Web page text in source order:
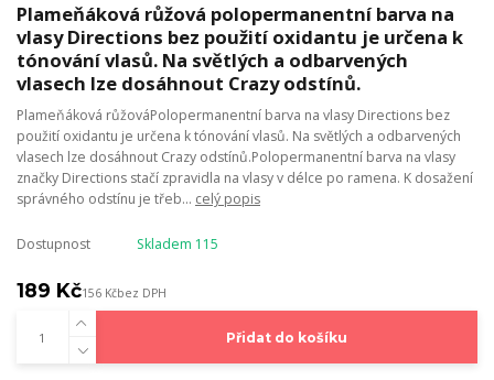
Plameňáková růžová polopermanentní barva na
vlasy Directions bez použití oxidantu je určena k
tónování vlasů. Na světlých a odbarvených
vlasech lze dosáhnout Crazy odstínů.
Plameňáková růžováPolopermanentní barva na vlasy Directions bez
použití oxidantu je určena k tónování vlasů. Na světlých a odbarvených
vlasech lze dosáhnout Crazy odstínů.Polopermanentní barva na vlasy
značky Directions stačí zpravidla na vlasy v délce po ramena. K dosažení
správného odstínu je třeb... celý popis
Dostupnost Skladem 115
189 Kč156 Kčbez DPH
Přidat do košíku